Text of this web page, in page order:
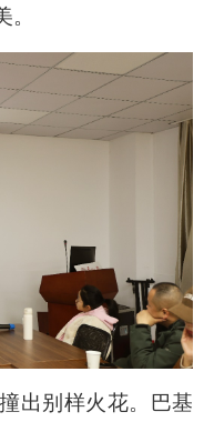
别样火花。巴基